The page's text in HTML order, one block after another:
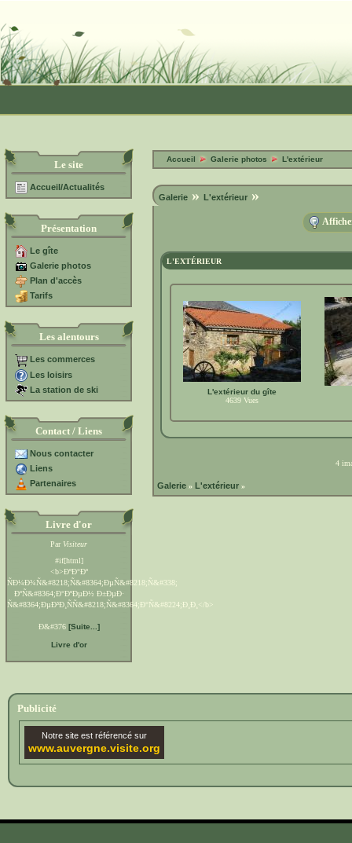
Le site
Accueil/Actualités
Présentation
Le gîte
Galerie photos
Plan d'accès
Tarifs
Les alentours
Les commerces
Les loisirs
La station de ski
Contact / Liens
Nous contacter
Liens
Partenaires
Livre d'or
Par Visiteur
#if[html]
<b>ÐºÐ°Ðº
ÑÐ¼Ð¾Ñ&#8218;Ñ&#8364;ÐµÑ&#8218;Ñ&#338;
ÐºÑ&#8364;Ð°ÐºÐµÐ½ Ð±ÐµÐ·
Ñ&#8364;ÐµÐ³Ð¸ÑÑ&#8218;Ñ&#8364;Ð°Ñ&#8224;Ð¸Ð¸</b>
Ð&#376 [Suite...]
Livre d'or
Accueil Galerie photos L'extérieur
Galerie » L'extérieur »
L'EXTÉRIEUR
L'extérieur du gîte
4639 Vues
4
Galerie » L'extérieur »
Publicité
Notre site est référencé sur
www.auvergne.visite.org